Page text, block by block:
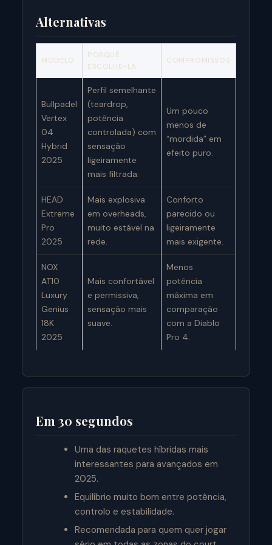
Alternativas
MODELO
PORQUÊ
ESCOLHÊ-LA
COMPROMISSOS
Bullpadel
Vertex
04
Hybrid
2025
Perfil semelhante
(teardrop,
potência
controlada) com
sensação
ligeiramente
mais filtrada.
Um pouco
menos de
“mordida” em
efeito puro.
HEAD
Extreme
Pro
2025
Mais explosiva
em overheads,
muito estável na
rede.
Conforto
parecido ou
ligeiramente
mais exigente.
NOX
AT10
Luxury
Genius
18K
2025
Mais confortável
e permissiva,
sensação mais
suave.
Menos
potência
máxima em
comparação
com a Diablo
Pro 4.
Em 30 segundos
Uma das raquetes híbridas mais
interessantes para avançados em
2025.
Equilíbrio muito bom entre potência,
controlo e estabilidade.
Recomendada para quem quer jogar